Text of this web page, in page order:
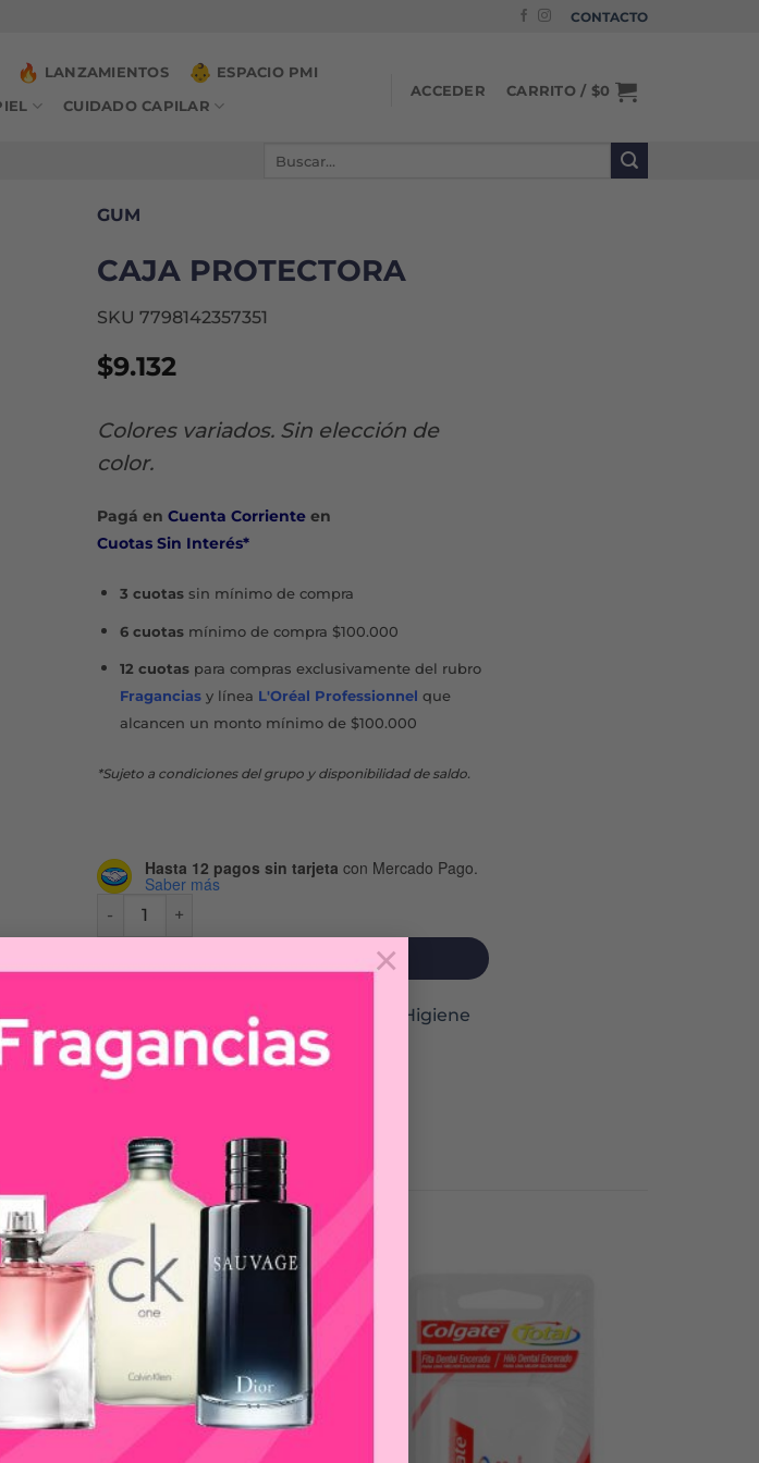
×
CONTACTO
LANZAMIENTOS ESPACIO PMI
CUIDADO CAPILAR
ACCEDER CARRITO / $0
GUM
CAJA PROTECTORA
SKU 7798142357351
$9.132
Colores variados. Sin elección de
color.
Pagá en Cuenta Corrienteen
Cuotas Sin Interés*
3 cuotassin mínimo de compra
6 cuotasmínimo de compra $100.000
12 cuotaspara compras exclusivamente del rubro
Fraganciasy línea L'Oréal Professionnel que
alcancen un monto mínimo de $100.000
*Sujeto a condiciones del grupo y disponibilidad de saldo.
Hasta 12 pagos sin tarjeta con Mercado Pago.
Saber más
Cuidado de Ortodoncia y Prótesis
Higiene
Oral
-20%